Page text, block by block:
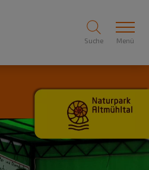
Suche Menü